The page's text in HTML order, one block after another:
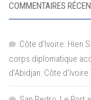
COMMENTAIRES
Côte d'Ivoire: Hien
corps diplomatique
d’Abidjan: Côte